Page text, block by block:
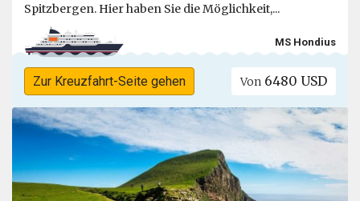
Spitzbergen. Hier haben Sie die Möglichkeit,...
MS Hondius
Zur Kreuzfahrt-Seite gehen Von 6480 USD